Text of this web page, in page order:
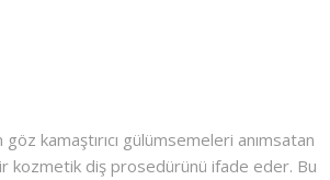
kamaştırıcı gülümsemeleri anımsatan
kozmetik diş prosedürünü ifade eder. Bu